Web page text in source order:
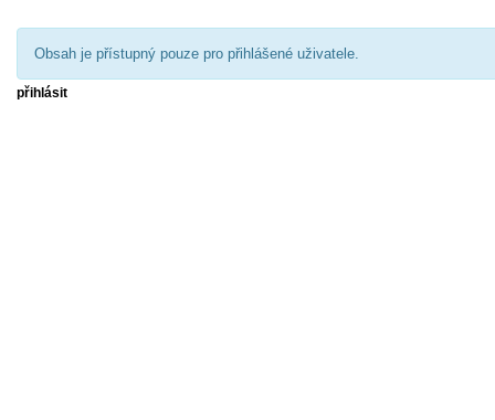
Obsah je přístupný pouze pro přihlášené uživatele.
přihlásit